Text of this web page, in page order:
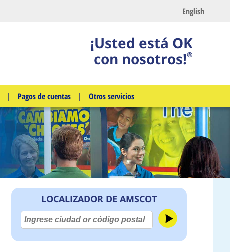
English
¡Usted está OK
con nosotros!®
| Pagos de cuentas | Otros servicios
LOCALIZADOR DE AMSCOT